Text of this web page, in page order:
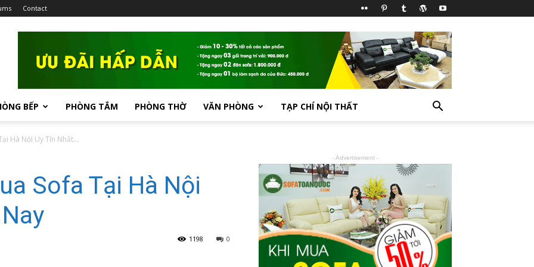
Contact
BẾP PHÒNG TẮM PHÒNG THỜ VĂN PHÒNG TẠP CHÍ NỘI THẤT
Hà Nội Uy Tín Nhất...
Sofa Tại Hà Nội
0
1198
- Advertisement -